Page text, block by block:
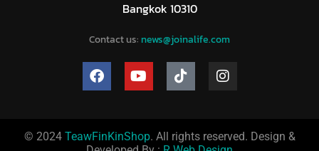
Bangkok 10310
Contact us: news@joinalife.com
© 2024 TeawFinKinShop. All rights reserved. Design &